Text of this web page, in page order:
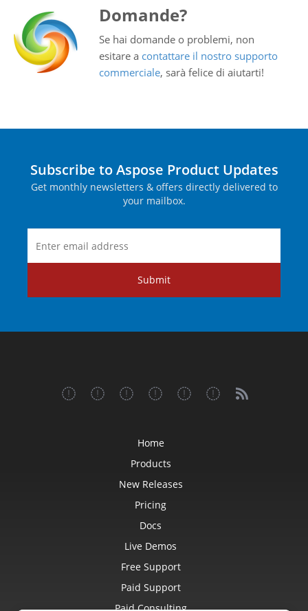
Domande?
Se hai domande o problemi, non
esitare a contattare il nostro supporto
commerciale, sarà felice di aiutarti!
Subscribe to Aspose Product Updates
Get monthly newsletters & offers directly delivered to
your mailbox.
Submit
Home
Products
New Releases
Pricing
Docs
Live Demos
Free Support
Paid Support
Paid Consulting